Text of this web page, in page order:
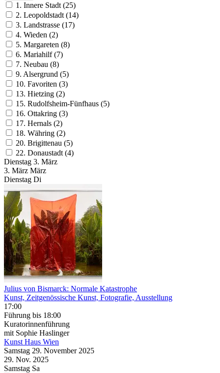
1. Innere Stadt (25)
2. Leopoldstadt (14)
3. Landstrasse (17)
4. Wieden (2)
5. Margareten (8)
6. Mariahilf (7)
7. Neubau (8)
9. Alsergrund (5)
10. Favoriten (3)
13. Hietzing (2)
15. Rudolfsheim-Fünfhaus (5)
16. Ottakring (3)
17. Hernals (2)
18. Währing (2)
20. Brigittenau (5)
22. Donaustadt (4)
Dienstag 3. März
3. März März
Dienstag Di
Julius von Bismarck: Normale Katastrophe
Kunst, Zeitgenössische Kunst, Fotografie, Ausstellung
17:00
Führung bis 18:00
Kuratorinnenführung
mit Sophie Haslinger
Kunst Haus Wien
Samstag 29. November 2025
29. Nov. 2025
Samstag Sa